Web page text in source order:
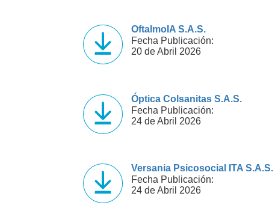
OftalmoIA S.A.S.
Fecha Publicación:
20 de Abril 2026
Óptica Colsanitas S.A.S.
Fecha Publicación:
24 de Abril 2026
Versania Psicosocial ITA S.A.S.
Fecha Publicación:
24 de Abril 2026